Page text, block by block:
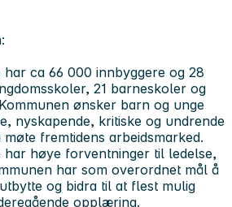
ca 66 000 innbyggere og 28
21 barneskoler og
ønsker barn og unge
nyskapende, kritiske og undrende
fremtidens arbeidsmarked.
har høye forventninger til ledelse,
har som overordnet mål å
og bidra til at flest mulig
opplæring.